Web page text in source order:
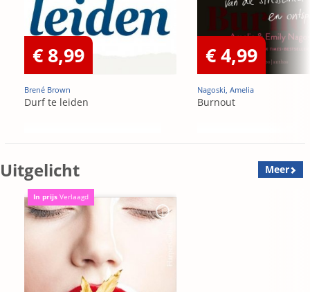
€ 8,99
Brené Brown
Durf te leiden
€ 4,99
Nagoski, Amelia
Burnout
Uitgelicht Meer
In prijs Verlaagd